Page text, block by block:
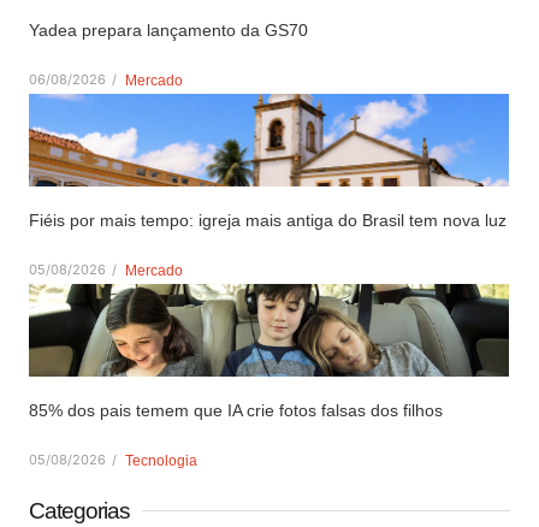
Yadea prepara lançamento da GS70
06/08/2026 / Mercado
Fiéis por mais tempo: igreja mais antiga do Brasil tem nova luz
05/08/2026 / Mercado
85% dos pais temem que IA crie fotos falsas dos filhos
05/08/2026 / Tecnologia
Categorias